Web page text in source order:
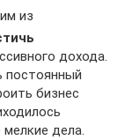
из
дохода.
бизнес
дела.